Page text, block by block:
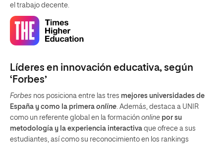
el trabajo decente.
Líderes en innovación educativa, según
‘Forbes’
Forbes nos posiciona entre las tres mejores universidades de
España y como la primera online . Además, destaca a UNIR
como un referente global en la formación online por su
metodología y la experiencia interactiva que ofrece a sus
estudiantes, así como su reconocimiento en los rankings